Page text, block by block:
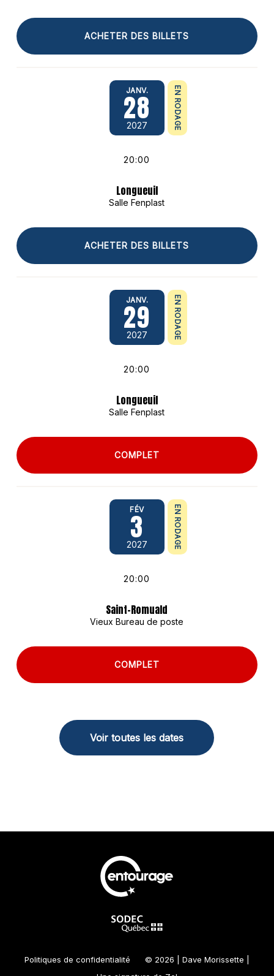
ACHETER DES BILLETS
EN RODAGE
JANV.
28
2027
20:00
Longueuil
Salle Fenplast
ACHETER DES BILLETS
EN RODAGE
JANV.
29
2027
20:00
Longueuil
Salle Fenplast
COMPLET
EN RODAGE
FÉV
3
2027
20:00
Saint-Romuald
Vieux Bureau de poste
COMPLET
Voir toutes les dates
Politiques de confidentialité
© 2026 | Dave Morissette |